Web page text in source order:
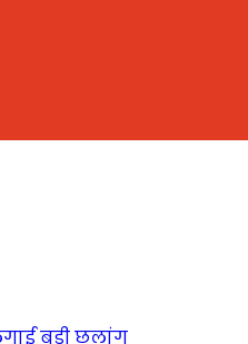
बड़ी छलांग